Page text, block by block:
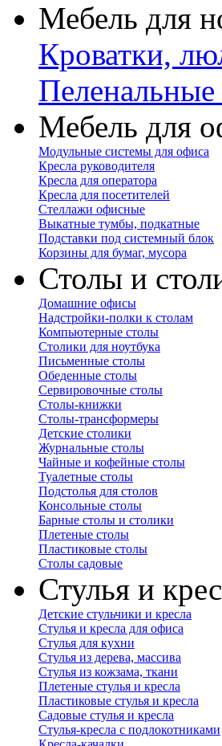
Мебель для
Кроватки,
Мебель для
Модульные системы для офиса
Кресла руководителя
Кресла для оператора
Кресла для посетителей
Стеллажи офисные
Выкатные тумбы, подкатные
Подставки под системный блок
Корзины для бумаг, мусора
Столы и
Домашние офисы
Надстройки-полки к столам
Компьютерные столы
Столики для ноутбука
Письменные столы
Обеденные столы
Сервировочные столы
Столы-книжки
Столы-трансформеры
Детские столики
Журнальные столы
Чайные и кофейные столы
Туалетные столы
Подстолья для столов
Консольные столы
Барные столы и столики
Плетеные столы
Пластиковые столы
Столы садовые
Стулья и
Детские стульчики и кресла
Стулья и кресла для офиса
Стулья для кухни
Стулья из дерева, массива
Стулья из кожзама, ткани
Плетеные стулья и кресла
Пластиковые стулья и кресла
Садовые стулья и кресла
Стулья-кресла с подлокотниками